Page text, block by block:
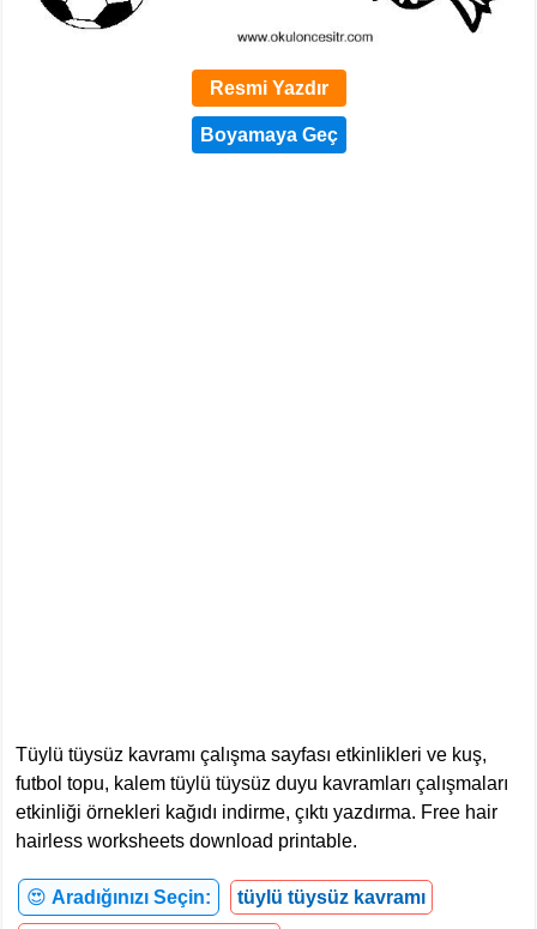
Resmi Yazdır
Tüylü tüysüz kavramı çalışma sayfası etkinlikleri ve kuş,
futbol topu, kalem tüylü tüysüz duyu kavramları çalışmaları
etkinliği örnekleri kağıdı indirme, çıktı yazdırma. Free hair
hairless worksheets download printable.
😍 Aradığınızı Seçin: tüylü tüysüz kavramı